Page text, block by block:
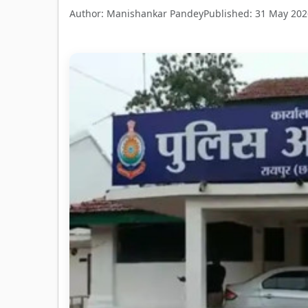
Author: Manishankar PandeyPublished: 31 May